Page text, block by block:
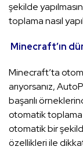
şekilde
toplama nasıl
Minecraft’ın
Minecraft’ta
arıyorsanız,
başarılı
otomatik toplama
otomatik bir
özellikleri ile